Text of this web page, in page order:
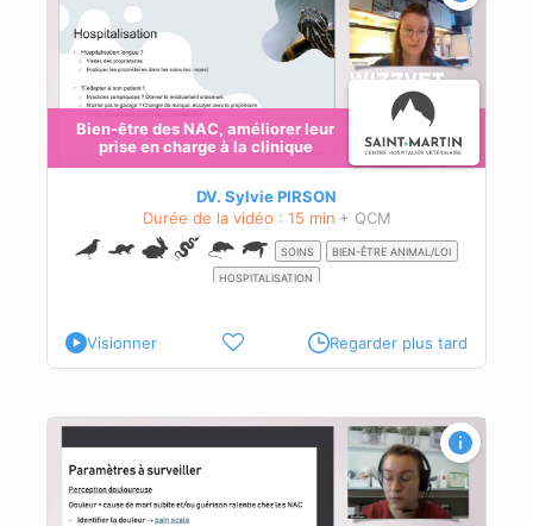
Bien-être des NAC, améliorer leur
prise en charge à la clinique
DV. Sylvie PIRSON
Durée de la vidéo : 15 min + QCM
SOINS
BIEN-ÊTRE ANIMAL/LOI
HOSPITALISATION
Visionner Regarder plus tard